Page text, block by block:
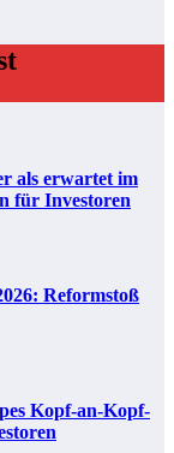
als erwartet im
für Investoren
Reformstoß
Kopf-an-Kopf-